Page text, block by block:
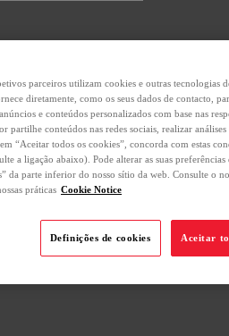
parceiros utilizam cookies e outras tecnologias
diretamente, como os seus dados de contacto,
e conteúdos personalizados com base nas
partilhe conteúdos nas redes sociais, realizar análises
“Aceitar todos os cookies”, concorda com estas
a ligação abaixo). Pode alterar as suas
da parte inferior do nosso sítio da web. Consulte o
práticas Cookie Notice
Definições de cookies Aceitar